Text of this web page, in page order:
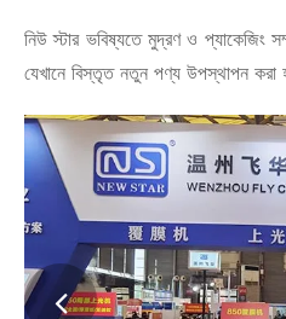
নিউ স্টার ভবিষ্যতে মুদ্রণ ও প্যাকেজিং
যেখানে বিস্তৃত নতুন পণ্য উপস্থাপন করা